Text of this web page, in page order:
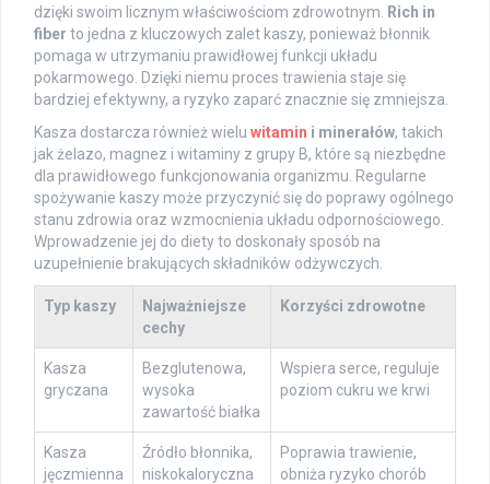
dzięki swoim licznym właściwościom zdrowotnym.
Rich in
fiber to jedna z kluczowych zalet kaszy, ponieważ błonnik
pomaga w utrzymaniu prawidłowej funkcji układu
pokarmowego. Dzięki niemu proces trawienia staje się
bardziej efektywny, a ryzyko zaparć znacznie się zmniejsza.
Kasza dostarcza również wielu witamin i minerałów, takich
jak żelazo, magnez i witaminy z grupy B, które są niezbędne
dla prawidłowego funkcjonowania organizmu. Regularne
spożywanie kaszy może przyczynić się do poprawy ogólnego
stanu zdrowia oraz wzmocnienia układu odpornościowego.
Wprowadzenie jej do diety to doskonały sposób na
uzupełnienie brakujących składników odżywczych.
Typ kaszy
Najważniejsze
cechy
Korzyści zdrowotne
Kasza
gryczana
Bezglutenowa,
wysoka
zawartość białka
Wspiera serce, reguluje
poziom cukru we krwi
Kasza
jęczmienna
Źródło błonnika,
niskokaloryczna
Poprawia trawienie,
obniża ryzyko chorób